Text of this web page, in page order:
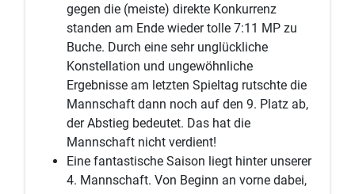
gegen die (meiste) direkte Konkurrenz
standen am Ende wieder tolle 7:11 MP zu
Buche. Durch eine sehr unglückliche
Konstellation und ungewöhnliche
Ergebnisse am letzten Spieltag rutschte die
Mannschaft dann noch auf den 9. Platz ab,
der Abstieg bedeutet. Das hat die
Mannschaft nicht verdient!
Eine fantastische Saison liegt hinter unserer
4. Mannschaft. Von Beginn an vorne dabei,